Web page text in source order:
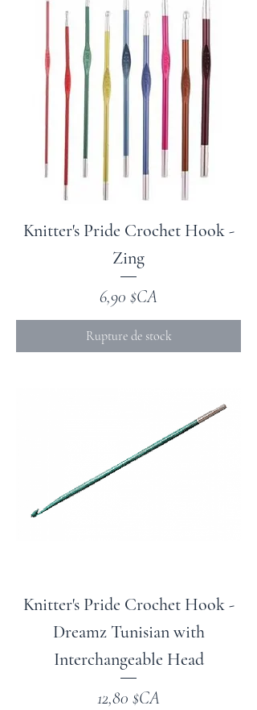
Knitter's Pride Crochet Hook -
Zing
Prix
6,90 $CA
Rupture de stock
Knitter's Pride Crochet Hook -
Dreamz Tunisian with
Interchangeable Head
Prix
12,80 $CA